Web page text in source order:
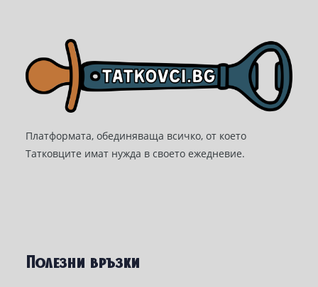
Платформата, обединяваща всичко, от което
Татковците имат нужда в своето ежедневие.
Полезни връзки